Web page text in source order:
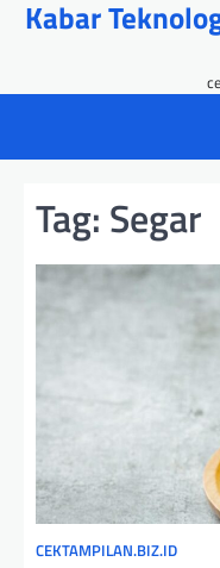
SkipKabar
Tag: Segar
CEKTAMPILAN.BIZ.ID